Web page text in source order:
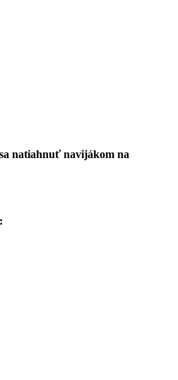
natiahnuť navijákom na